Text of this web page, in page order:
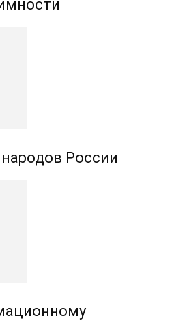
России